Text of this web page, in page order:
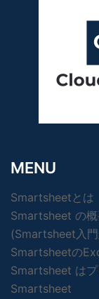
MENU
Smartsheetとは
Smartsheet の概
(Smartsheet入
Smartsheetの
Smartsheet は
Smartsheet